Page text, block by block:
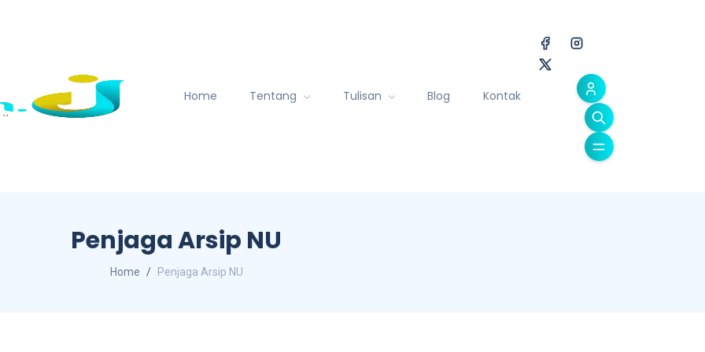
Home Tentang Tulisan Blog Kontak
Penjaga Arsip NU
Home Penjaga Arsip NU